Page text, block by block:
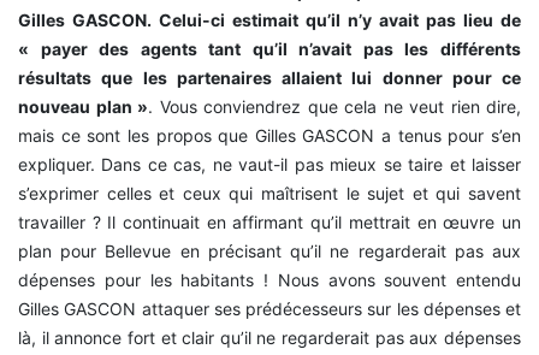
Gilles GASCON. Celui-ci estimait qu’il n’y avait pas lieu de
« payer des agents tant qu’il n’avait pas les différents
résultats que les partenaires allaient lui donner pour ce
nouveau plan ». Vous conviendrez que cela ne veut rien dire,
mais ce sont les propos que Gilles GASCON a tenus pour s’en
expliquer. Dans ce cas, ne vaut-il pas mieux se taire et laisser
s’exprimer celles et ceux qui maîtrisent le sujet et qui savent
travailler ? Il continuait en affirmant qu’il mettrait en œuvre un
plan pour Bellevue en précisant qu’il ne regarderait pas aux
dépenses pour les habitants ! Nous avons souvent entendu
Gilles GASCON attaquer ses prédécesseurs sur les dépenses et
là, il annonce fort et clair qu’il ne regarderait pas aux dépenses